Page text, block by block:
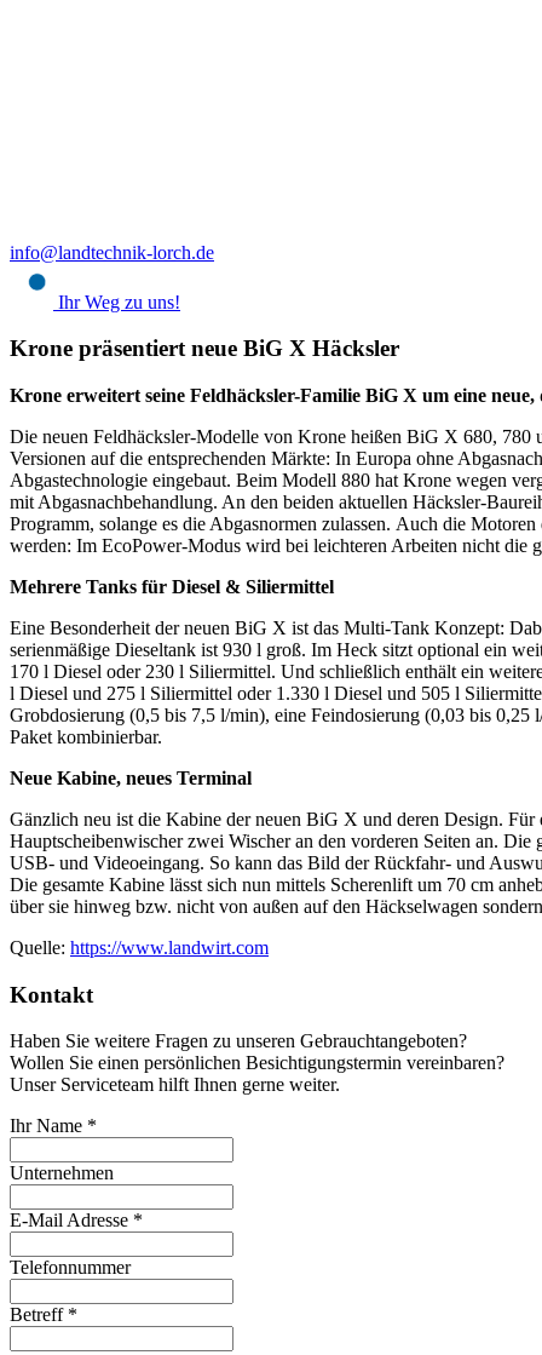
info@landtechnik-lorch.de
Ihr Weg zu uns!
Krone präsentiert neue BiG X Häcksler
Krone erweitert seine Feldhäcksler-Familie BiG X um eine
Die neuen Feldhäcksler-Modelle von Krone heißen BiG X 680,
Versionen auf die entsprechenden Märkte: In Europa ohne
Abgastechnologie eingebaut. Beim Modell 880 hat Krone wegen
mit Abgasnachbehandlung. An den beiden aktuellen Häcksler-
Programm, solange es die Abgasnormen zulassen. Auch die
werden: Im EcoPower-Modus wird bei leichteren Arbeiten nicht die
Mehrere Tanks für Diesel & Siliermittel
Eine Besonderheit der neuen BiG X ist das Multi-Tank Konzept:
serienmäßige Dieseltank ist 930 l groß. Im Heck sitzt optional ein
170 l Diesel oder 230 l Siliermittel. Und schließlich enthält ein
l Diesel und 275 l Siliermittel oder 1.330 l Diesel und 505 l
Grobdosierung (0,5 bis 7,5 l/min), eine Feindosierung (0,03 bis
Paket kombinierbar.
Neue Kabine, neues Terminal
Gänzlich neu ist die Kabine der neuen BiG X und deren Design. Für
Hauptscheibenwischer zwei Wischer an den vorderen Seiten an.
USB- und Videoeingang. So kann das Bild der Rückfahr- und
Die gesamte Kabine lässt sich nun mittels Scherenlift um 70 cm
über sie hinweg bzw. nicht von außen auf den Häckselwagen
Quelle: https://www.landwirt.com
Kontakt
Haben Sie weitere Fragen zu unseren Gebrauchtangeboten?
Wollen Sie einen persönlichen Besichtigungstermin vereinbaren?
Unser Serviceteam hilft Ihnen gerne weiter.
Ihr Name *
Unternehmen
E-Mail Adresse *
Telefonnummer
Betreff *